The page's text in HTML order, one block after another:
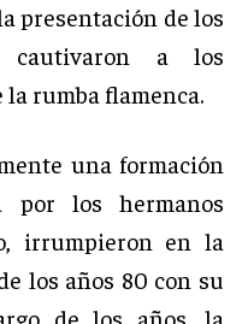
presentación de los
cautivaron a los
la rumba flamenca.
una formación
por los hermanos
irrumpieron en la
los años 80 con su
de los años, la